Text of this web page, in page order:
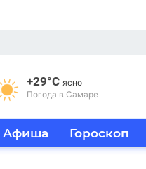
+29°C ясно
Погода в Самаре
Афиша Гороскоп